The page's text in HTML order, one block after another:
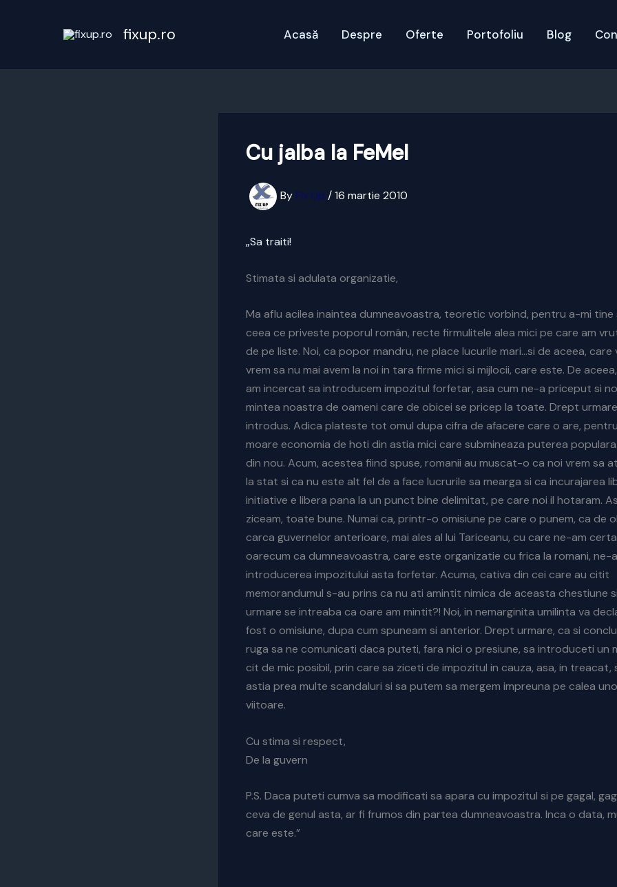
fixup.ro Acasă Despre Oferte Portofoliu Blog
Cu jalba la FeMeI
By Fix Up /16 martie 2010
„Sa traiti!
Stimata si adulata organizatie,
Ma aflu acilea inaintea dumneavoastra, teoretic vorbind, pentru a-mi tine
ceea ce priveste poporul român, recte firmulitele alea mici pe care am
de pe liste. Noi, ca popor mandru, ne place lucurile mari…si de aceea, care
vrem sa nu mai avem la noi in tara firme mici si mijlocii, care este. De
am incercat sa introducem impozitul forfetar, asa cum ne-a priceput si
mintea noastra de oameni care de obicei se pricep la toate. Drept
introdus. Adica plateste tot omul dupa cifra de afacere care o are,
moare economia de hoti din astia mici care submineaza puterea
din nou. Acum, acestea fiind spuse, romanii au muscat-o ca noi vrem sa
la stat si ca nu este alt fel de a face lucrurile sa mearga si ca incurajarea
initiative e libera pana la un punct bine delimitat, pe care noi il hotaram.
ziceam, toate bune. Numai ca, printr-o omisiune pe care o punem, ca de
carca guvernelor anterioare, mai ales al lui Tariceanu, cu care ne-am
oarecum ca dumneavoastra, care este organizatie cu frica la romani, ne-
introducerea impozitului asta forfetar. Acuma, cativa din cei care au citit
memorandumul s-au prins ca nu ati amintit nimica de aceasta chestiune
urmare se intreaba ca oare am mintit?! Noi, in nemarginita umilinta va
fost o omisiune, dupa cum spuneam si anterior. Drept urmare, ca si
ruga sa ne comunicati daca puteti, fara nici o presiune, sa introduceti un
cit de mic posibil, prin care sa ziceti de impozitul in cauza, asa, in treacat,
astia prea multe scandaluri si sa putem sa mergem impreuna pe calea
viitoare.
Cu stima si respect,
De la guvern
P.S. Daca puteti cumva sa modificati sa apara cu impozitul si pe gagal,
ceva de genul asta, ar fi frumos din partea dumneavoastra. Inca o data,
care este.”